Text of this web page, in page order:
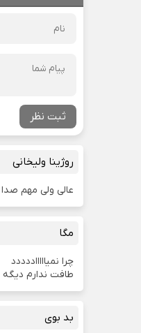
ثبت نظر
روژینا ولیخانی
عالی ولی مهم
مگا
چرا نمیاااااددددد
طافت ندارم دیگه
بد بوی